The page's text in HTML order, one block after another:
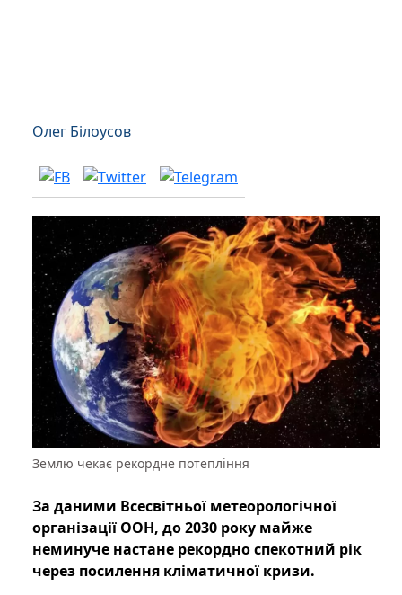
Олег Білоусов
Землю чекає рекордне потепління
За даними Всесвітньої метеорологічної
організації ООН, до 2030 року майже
неминуче настане рекордно спекотний рік
через посилення кліматичної кризи.